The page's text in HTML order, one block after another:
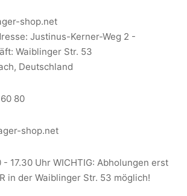
shop.net
Justinus-Kerner-Weg 2 -
Waiblinger Str. 53
Deutschland
80
shop.net
- 17.30 Uhr WICHTIG: Abholungen erst
in der Waiblinger Str. 53 möglich!